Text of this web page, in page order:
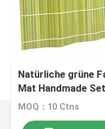
Natürliche grüne
Mat Handmade
MOQ：10 Ctns